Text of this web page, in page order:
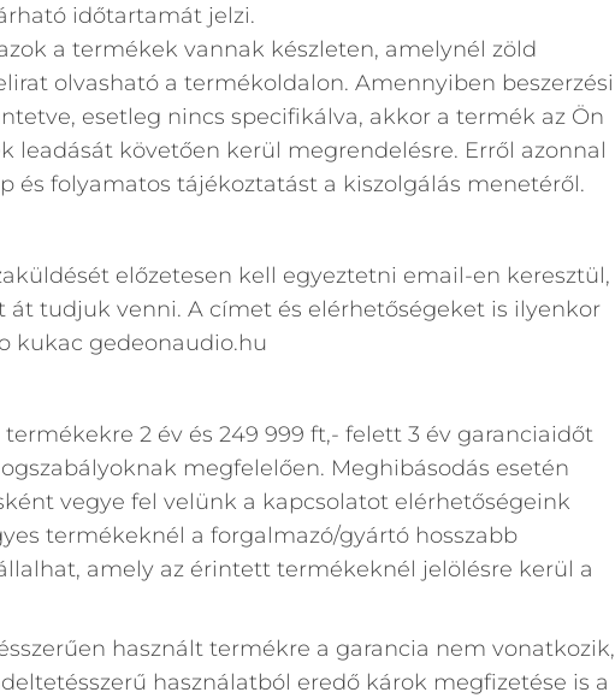
időtartamát jelzi.
a termékek vannak készleten, amelynél zöld
olvasható a termékoldalon. Amennyiben beszerzési
esetleg nincs specifikálva, akkor a termék az Ön
leadását követően kerül megrendelésre. Erről azonnal
és folyamatos tájékoztatást a kiszolgálás menetéről.
előzetesen kell egyeztetni email-en keresztül,
át tudjuk venni. A címet és elérhetőségeket is ilyenkor
kukac gedeonaudio.hu
2 év és 249 999 ft,- felett 3 év garanciaidőt
megfelelően. Meghibásodás esetén
vegye fel velünk a kapcsolatot elérhetőségeink
termékeknél a forgalmazó/gyártó hosszabb
amely az érintett termékeknél jelölésre kerül a
használt termékre a garancia nem vonatkozik,
használatból eredő károk megfizetése is a